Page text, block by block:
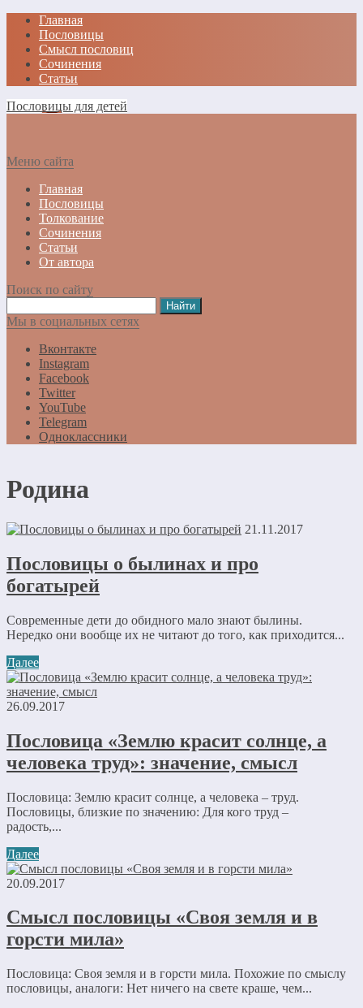
Главная
Пословицы
Смысл пословиц
Сочинения
Статьи
Пословицы для детей
Меню сайта
Главная
Пословицы
Толкование
Сочинения
Статьи
От автора
Поиск по сайту
Мы в социальных сетях
Вконтакте
Instagram
Facebook
Twitter
YouTube
Telegram
Одноклассники
Родина
21.11.2017
Пословицы о былинах и про
богатырей
Современные дети до обидного мало знают былины.
Нередко они вообще их не читают до того, как приходится...
Далее
26.09.2017
Пословица «Землю красит солнце, а
человека труд»: значение, смысл
Пословица: Землю красит солнце, а человека – труд.
Пословицы, близкие по значению: Для кого труд –
радость,...
Далее
20.09.2017
Смысл пословицы «Cвоя земля и в
горсти мила»
Пословица: Своя земля и в горсти мила. Похожие по смыслу
пословицы, аналоги: Нет ничего на свете краше, чем...